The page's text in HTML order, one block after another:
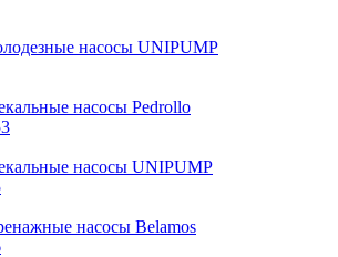
насосы UNIPUMP
насосы Pedrollo
насосы UNIPUMP
насосы Belamos